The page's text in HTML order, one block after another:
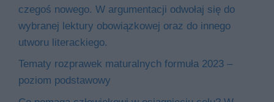
czegoś nowego. W argumentacji odwołaj się do
wybranej lektury obowiązkowej oraz do innego
utworu literackiego.
Tematy rozprawek maturalnych formuła 2023 –
poziom podstawowy